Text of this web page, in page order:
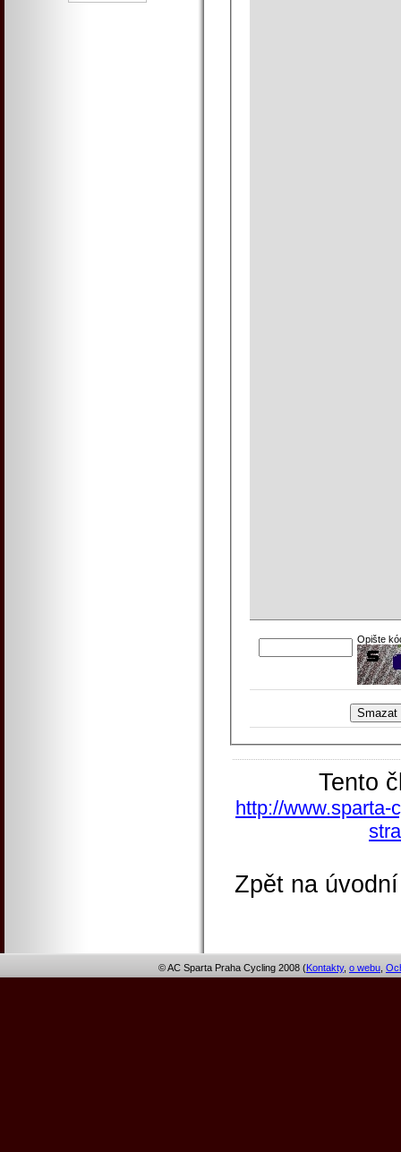
Opište
Tento
http://www.sparta-
Zpět na
© AC Sparta Praha Cycling 2008 (Kontakty, o webu